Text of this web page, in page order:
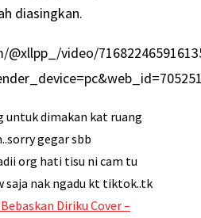
diasingkan.
video/
untuk dimakan kat ruang
gegar sbb
org hati tisu ni cam tu
saja nak ngadu kt tiktok..tk
Diriku Cover –